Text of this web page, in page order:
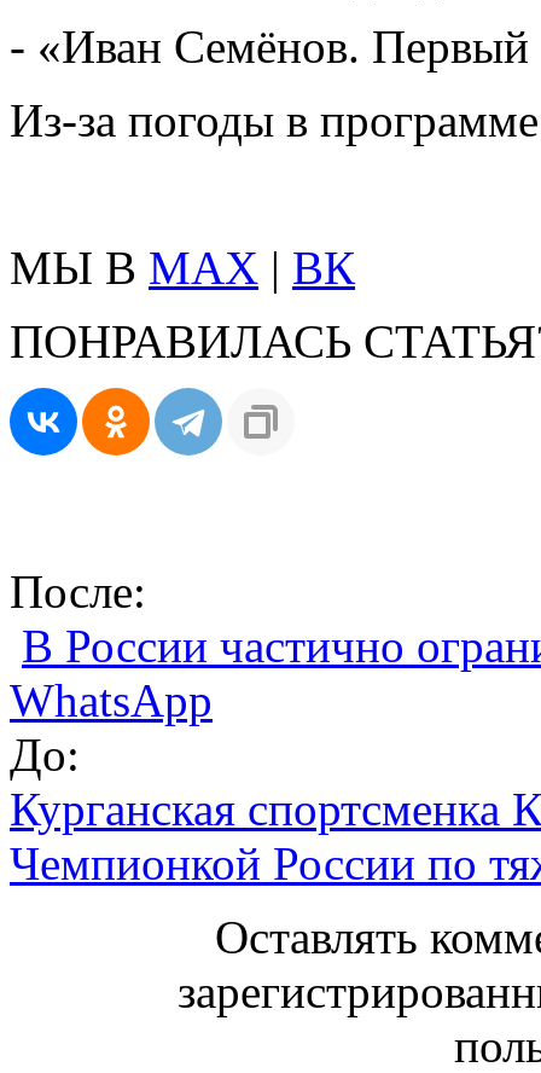
- «Иван Семёнов. Первый
Из-за погоды в
МЫ В MAX | ВК
ПОНРАВИЛАСЬ
После:
В России частично
WhatsApp
До:
Курганская спортсменка
Чемпионкой России по
Оставлять